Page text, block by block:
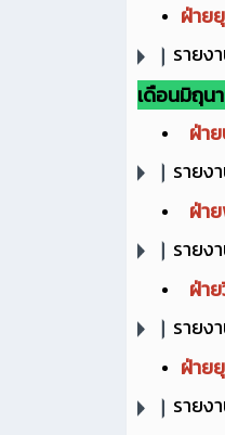
ฝ่าย
รายง
เดือนมิถุน
ฝ่า
รายง
ฝ่า
รายง
ฝ่า
รายง
ฝ่าย
รายง